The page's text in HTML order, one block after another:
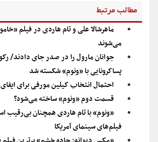
مطالب مرتبط
می‌شوند
جوانان مارول را در صدر جای دادند/
پساکرونایی با «ونوم» شکسته شد
احتمال انتخاب کیلین مورفی برای
قسمت دوم «ونوم» ساخته می‌شود؟
«ونوم» با تام هاردی همچنان
فیلم‌های سینمای آمریکا